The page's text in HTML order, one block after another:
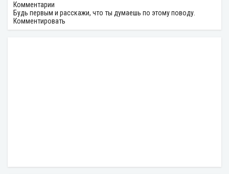
Комментарии
Будь первым и расскажи, что ты думаешь по этому поводу.
Комментировать